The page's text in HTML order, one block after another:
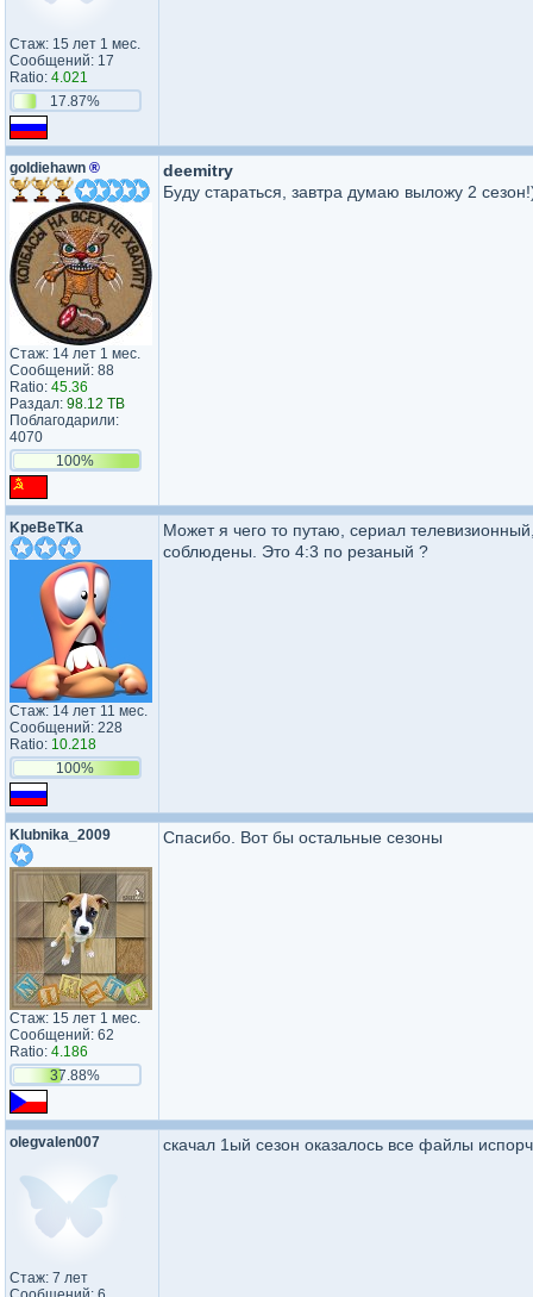
Стаж: 15 лет 1 мес.
Сообщений: 17
Ratio: 4.021
17.87%
goldiehawn ®
Стаж: 14 лет 1 мес.
Сообщений: 88
Ratio: 45.36
Раздал: 98.12 TB
Поблагодарили:
4070
100%
deemitry
Буду стараться, завтра думаю выложу 2
KpeBeTKa
Стаж: 14 лет 11 мес.
Сообщений: 228
Ratio: 10.218
100%
Может я чего то путаю, сериал
соблюдены. Это 4:3 по резаный ?
Klubnika_2009
Стаж: 15 лет 1 мес.
Сообщений: 62
Ratio: 4.186
37.88%
Спасибо. Вот бы остальные сезоны
olegvalen007
Стаж: 7 лет
скачал 1ый сезон оказалось все файлы